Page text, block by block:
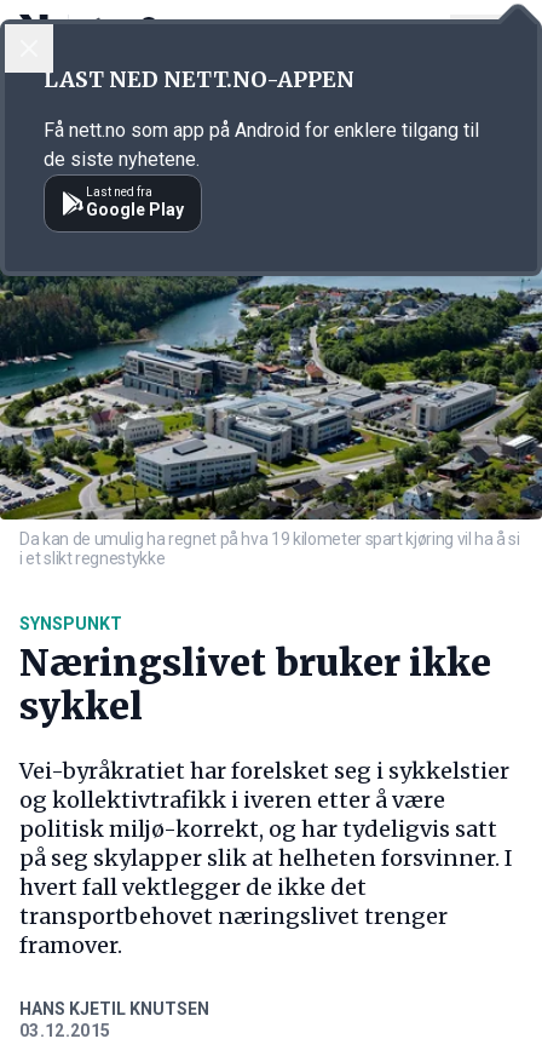
Annonsørinnhold
Da kan de umulig ha regnet på hva 19 kilometer spart kjøring vil ha å si
i et slikt regnestykke
SYNSPUNKT
Næringslivet bruker ikke
sykkel
Vei-byråkratiet har forelsket seg i sykkelstier
og kollektivtrafikk i iveren etter å være
politisk miljø-korrekt, og har tydeligvis satt
på seg skylapper slik at helheten forsvinner. I
hvert fall vektlegger de ikke det
transportbehovet næringslivet trenger
framover.
HANS KJETIL KNUTSEN
03.12.2015
LAST NED NETT.NO-APPEN
Få nett.no som app på Android for enklere tilgang til
de siste nyhetene.
Last ned fra
Google Play